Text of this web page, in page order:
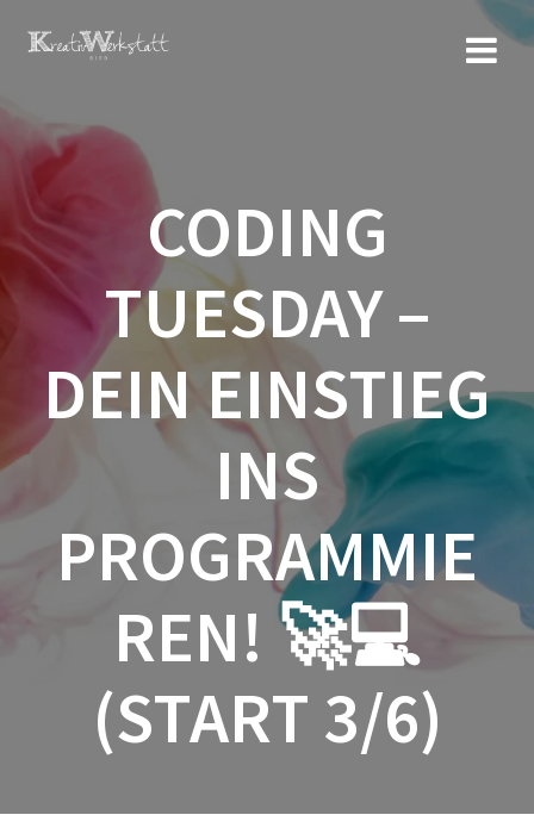
CODING
TUESDAY –
DEIN EINSTIEG
INS
PROGRAMMIE
REN! 🚀💻
(START 3/6)